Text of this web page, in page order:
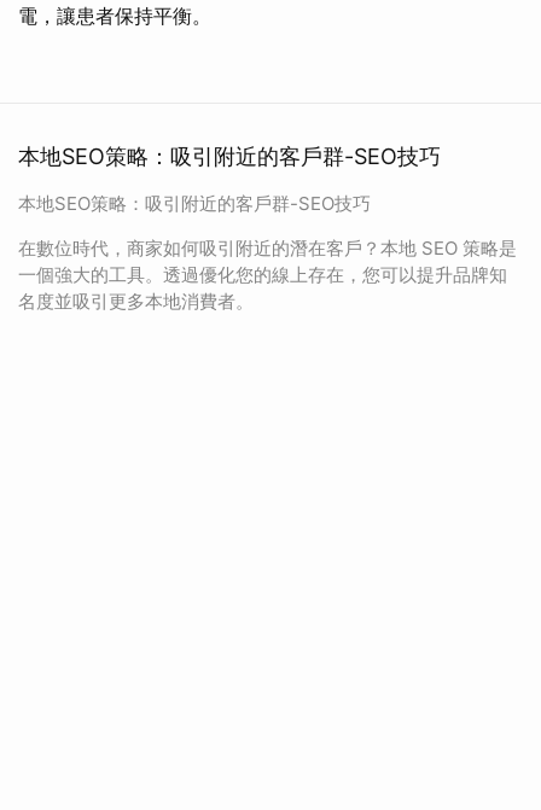
電，讓患者保持平衡。
本地SEO策略：吸引附近的客戶群-SEO技巧
本地SEO策略：吸引附近的客戶群-SEO技巧
在數位時代，商家如何吸引附近的潛在客戶？本地 SEO 策略是
一個強大的工具。透過優化您的線上存在，您可以提升品牌知
名度並吸引更多本地消費者。